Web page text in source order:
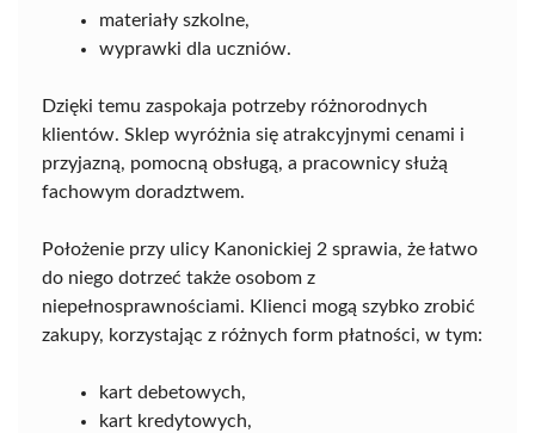
materiały szkolne,
wyprawki dla uczniów.
Dzięki temu zaspokaja potrzeby różnorodnych
klientów. Sklep wyróżnia się atrakcyjnymi cenami i
przyjazną, pomocną obsługą, a pracownicy służą
fachowym doradztwem.
Położenie przy ulicy Kanonickiej 2 sprawia, że łatwo
do niego dotrzeć także osobom z
niepełnosprawnościami. Klienci mogą szybko zrobić
zakupy, korzystając z różnych form płatności, w tym:
kart debetowych,
kart kredytowych,